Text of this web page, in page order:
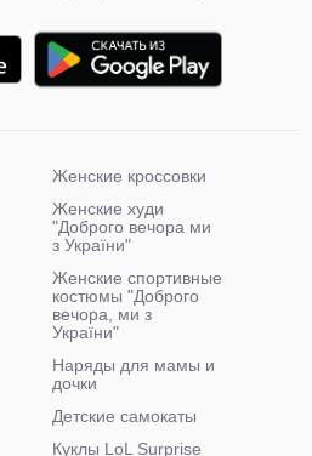
Женские кроссовки
Женские худи
"Доброго вечора ми
з України"
Женские спортивные
костюмы "Доброго
вечора, ми з
України"
Наряды для мамы и
дочки
Детские самокаты
Куклы LoL Surprise